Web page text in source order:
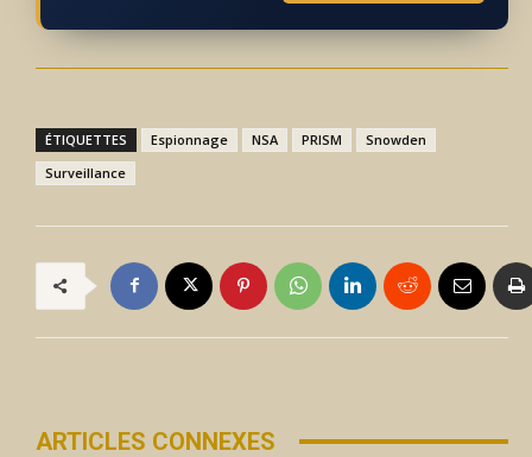
ÉTIQUETTES Espionnage NSA PRISM
Snowden
Surveillance
ARTICLES CONNEXES